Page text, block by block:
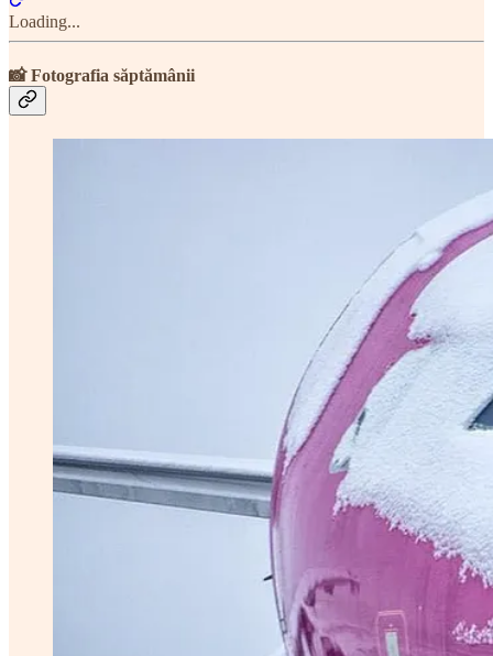
Loading...
📸 Fotografia săptămânii